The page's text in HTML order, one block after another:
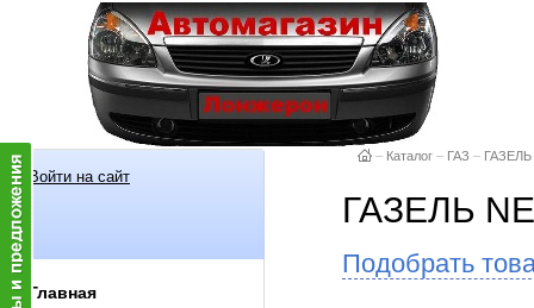
Войти на сайт
Главная
– Каталог – ГАЗ – ГАЗЕЛЬ
ГАЗЕЛЬ
Подобрать